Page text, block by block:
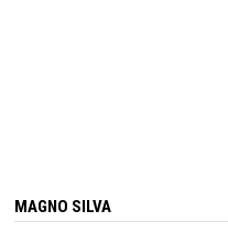
MAGNO SILVA